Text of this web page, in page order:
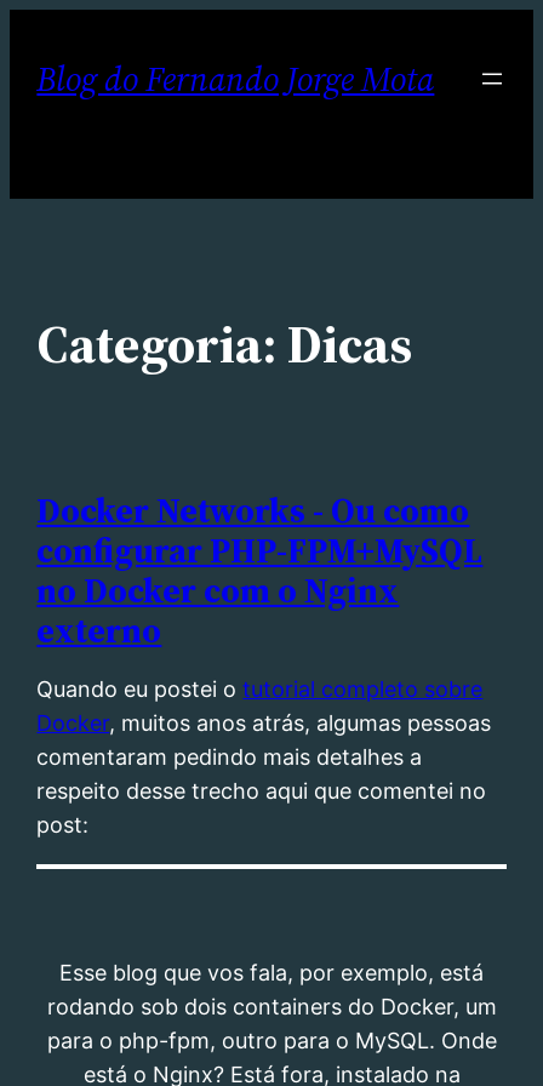
Blog do Fernando Jorge Mota
Categoria:Dicas
Docker Networks - Ou como
configurar PHP-FPM+MySQL
no Docker com o Nginx
externo
Quando eu postei otutorial completo sobre
Docker, muitos anos atrás, algumas pessoas
comentaram pedindo mais detalhes a
respeito desse trecho aqui que comentei no
post:
Esse blog que vos fala, por exemplo, está
rodando sob dois containers do Docker, um
para o php-fpm, outro para o MySQL. Onde
está o Nginx? Está fora, instalado na